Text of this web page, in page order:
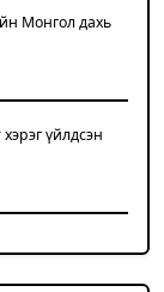
Монгол дахь
хэрэг үйлдсэн